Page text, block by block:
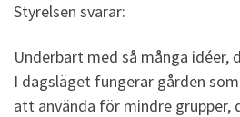
Styrelsen svarar:
Underbart med så många idéer,
I dagsläget fungerar gården
att använda för mindre grupper,